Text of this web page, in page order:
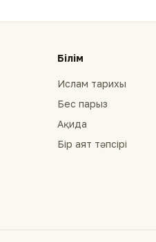
Білім
Ислам тарихы
Бес парыз
Ақида
Бір аят тәпсірі